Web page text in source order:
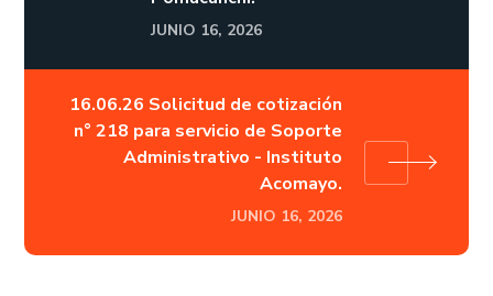
JUNIO 16, 2026
16.06.26 Solicitud de cotización
n° 218 para servicio de Soporte
Administrativo - Instituto
Acomayo.
JUNIO 16, 2026